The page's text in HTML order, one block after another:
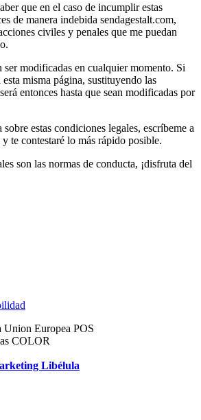
que en el caso de incumplir estas
de manera indebida sendagestalt.com,
civiles y penales que me puedan
modificadas en cualquier momento. Si
misma página, sustituyendo las
entonces hasta que sean modificadas por
estas condiciones legales, escríbeme a
te contestaré lo más rápido posible.
son las normas de conducta, ¡disfruta del
Libélula